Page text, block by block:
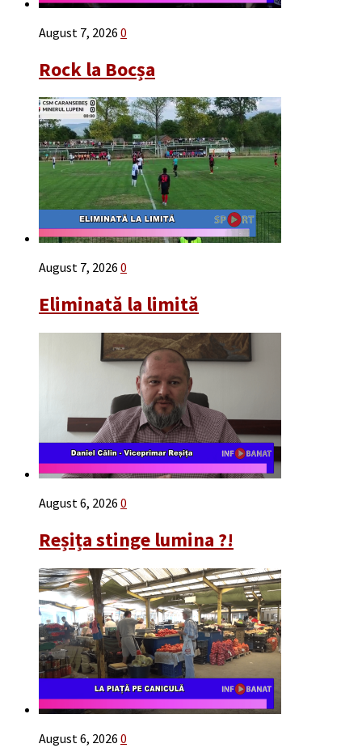
August 7, 2026 0
Rock la Bocșa
August 7, 2026 0
Eliminată la limită
August 6, 2026 0
Reșița stinge lumina ?!
August 6, 2026 0